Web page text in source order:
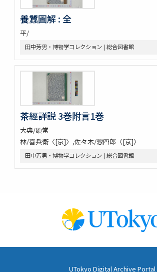
養蠶圖解 : 全
平/
田中芳男・博物学コレクション | 総合図書館
茶經詳説 3巻附言1巻
大典/顕常
林/喜兵衛〈[京]〉,佐々木/惣四郎〈[京]〉
田中芳男・博物学コレクション | 総合図書館
UTokyo Digital Archive Portal